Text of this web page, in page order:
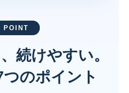
POINT
続けやすい。
のポイント